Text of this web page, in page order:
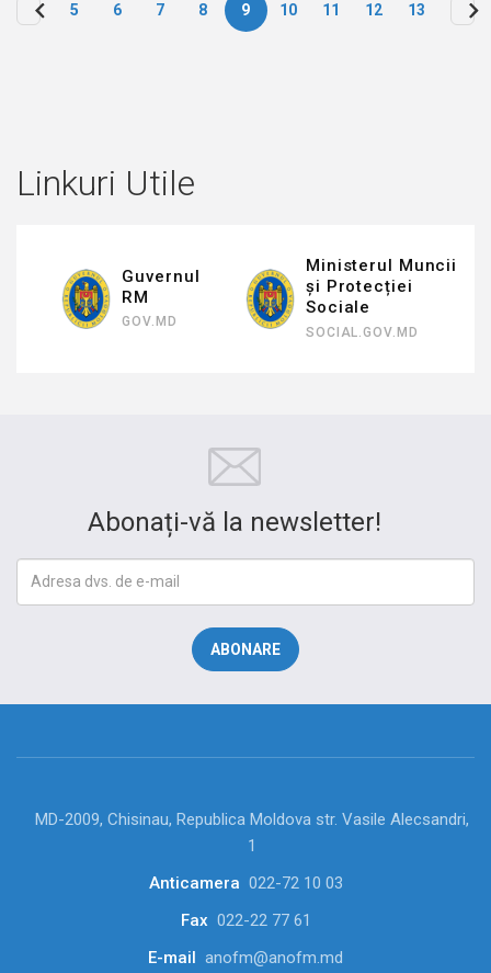
Paginare
5 6 7 8 9 10 11 12 13
Linkuri Utile
Guvernul
RM
GOV.MD
Ministerul Muncii
și Protecției
Sociale
SOCIAL.GOV.MD
Abonați-vă la newsletter!
MD-2009, Chisinau, Republica Moldova str. Vasile Alecsandri,
1
Anticamera 022-72 10 03
Fax 022-22 77 61
E-mail anofm@anofm.md